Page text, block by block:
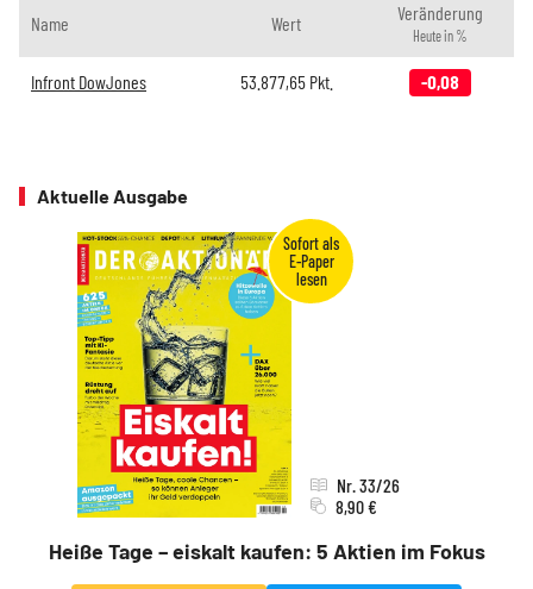
Name Wert Veränderung
Heute in %
Infront DowJones 53.877,65Pkt. -0,08
Aktuelle Ausgabe
Heiße Tage – eiskalt kaufen: 5 Aktien im Fokus
Nr. 33/26
8,90 €